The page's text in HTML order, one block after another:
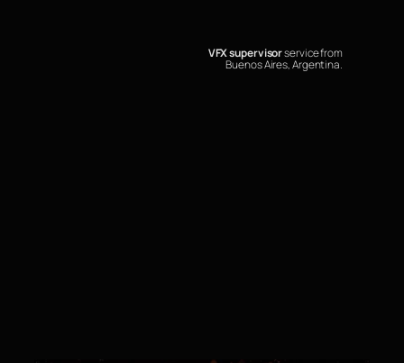
VFX supervisorservice from
Buenos Aires, Argentina.